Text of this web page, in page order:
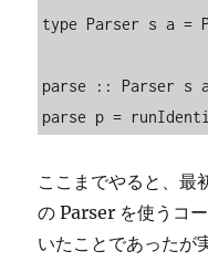
type Parser s a =
parse :: Parser
parse p =
ここまでやると、最
の Parser を使うコ
いたことであったが